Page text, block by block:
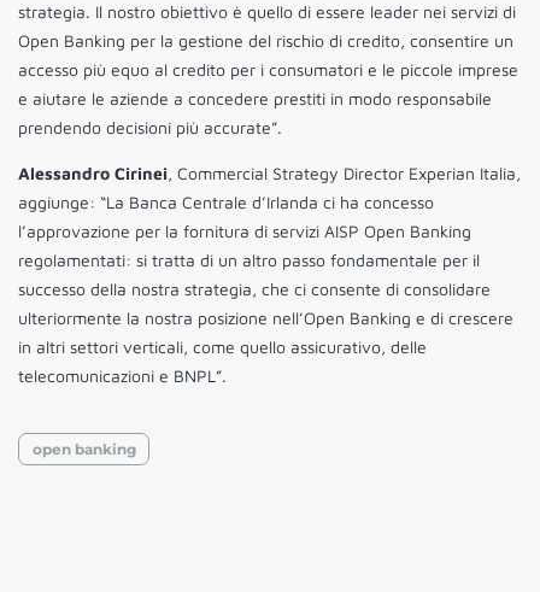
strategia. Il nostro obiettivo è quello di essere leader nei servizi di
Open Banking per la gestione del rischio di credito, consentire un
accesso più equo al credito per i consumatori e le piccole imprese
e aiutare le aziende a concedere prestiti in modo responsabile
prendendo decisioni più accurate”.
Alessandro Cirinei, Commercial Strategy Director Experian Italia,
aggiunge: “La Banca Centrale d’Irlanda ci ha concesso
l’approvazione per la fornitura di servizi AISP Open Banking
regolamentati: si tratta di un altro passo fondamentale per il
successo della nostra strategia, che ci consente di consolidare
ulteriormente la nostra posizione nell’Open Banking e di crescere
in altri settori verticali, come quello assicurativo, delle
telecomunicazioni e BNPL”.
open banking